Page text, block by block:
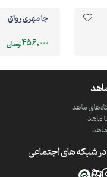
جا مهری رواق
456,000تومان
ماهد
ماهد
شبکه های اجتماعی